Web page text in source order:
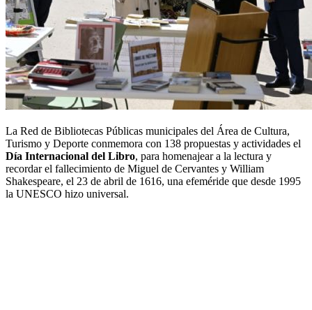
La Red de Bibliotecas Públicas municipales del Área de Cultura,
Turismo y Deporte conmemora con 138 propuestas y actividades el
Día Internacional del Libro, para homenajear a la lectura y
recordar el fallecimiento de Miguel de Cervantes y William
Shakespeare, el 23 de abril de 1616, una efeméride que desde 1995
la UNESCO hizo universal.